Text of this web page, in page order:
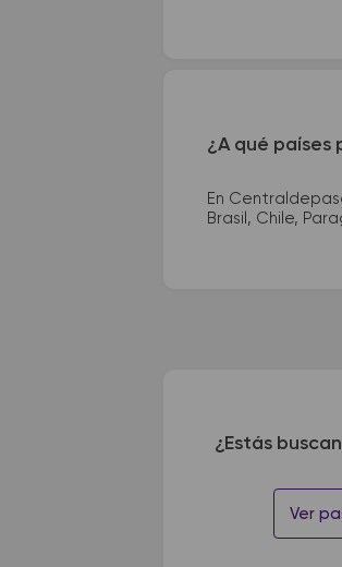
¿A qué países
En
Brasil, Chile,
¿Estás
Ver